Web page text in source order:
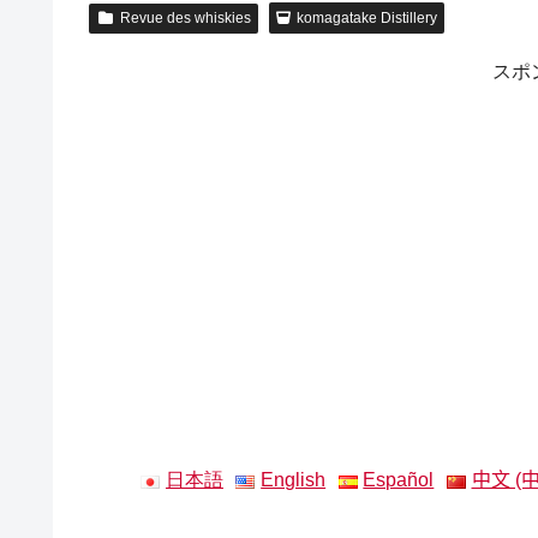
Revue des whiskies komagatake Distillery
スポ
日本語 English Español 中文 (